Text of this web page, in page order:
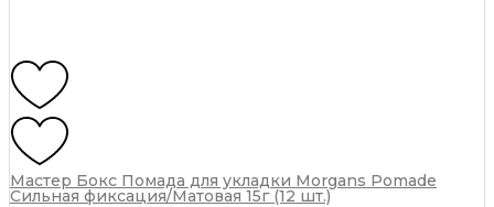
Мастер Бокс Помада для укладки Morgans Pomade
Сильная фиксация/Матовая 15г (12 шт.)